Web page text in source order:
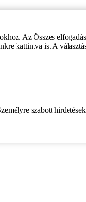
Az Összes
kattintva is. A
szabott